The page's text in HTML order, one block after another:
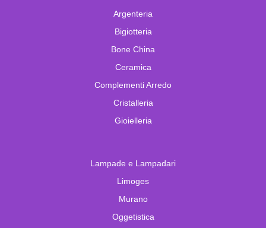
Argenteria
Bigiotteria
Bone China
Ceramica
Complementi Arredo
Cristalleria
Gioielleria
Lampade e Lampadari
Limoges
Murano
Oggetistica